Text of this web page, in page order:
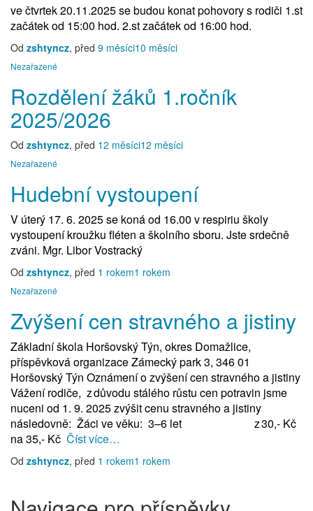
ve čtvrtek 20.11.2025 se budou konat pohovory s rodiči 1.st
začátek od 15:00 hod. 2.st začátek od 16:00 hod.
Od zshtyncz, před 9 měsíci10 měsíci
Nezařazené
Rozdělení žáků 1.ročník
2025/2026
Od zshtyncz, před 12 měsíci12 měsíci
Nezařazené
Hudební vystoupení
V úterý 17. 6. 2025 se koná od 16.00 v respiriu školy
vystoupení kroužku fléten a školního sboru. Jste srdečně
zváni. Mgr. Libor Vostracký
Od zshtyncz, před 1 rokem1 rokem
Nezařazené
Zvýšení cen stravného a jistiny
Základní škola Horšovský Týn, okres Domažlice,
příspěvková organizace Zámecký park 3, 346 01
Horšovský Týn Oznámení o zvýšení cen stravného a jistiny
Vážení rodiče, z důvodu stálého růstu cen potravin jsme
nuceni od 1. 9. 2025 zvýšit cenu stravného a jistiny
následovně: Žáci ve věku: 3–6 let z 30,- Kč
na 35,- Kč Číst více…
Od zshtyncz, před 1 rokem1 rokem